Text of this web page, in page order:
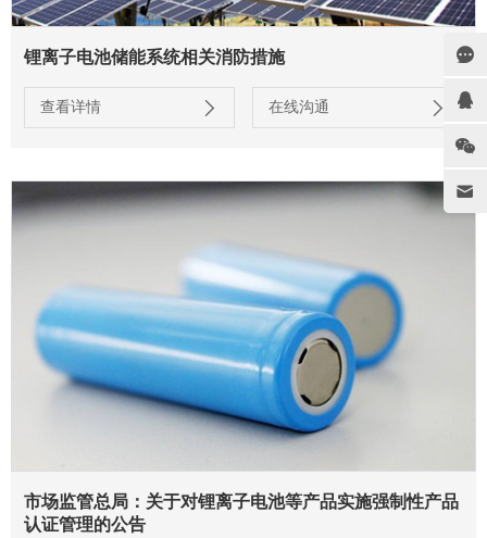
锂离子电池储能系统相关消防措施
查看详情 在线沟通
市场监管总局：关于对锂离子电池等产品实施强制性产品
认证管理的公告